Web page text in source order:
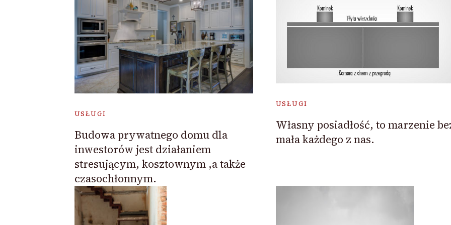
USŁUGI
Budowa prywatnego domu dla
inwestorów jest działaniem
stresującym, kosztownym ,a także
czasochłonnym.
USŁUGI
Własny posiadłość, to marzenie
mała każdego z nas.